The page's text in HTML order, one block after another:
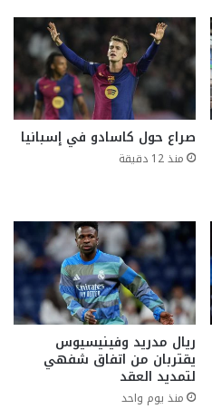
صراع حول كاسادو في إسبانيا
منذ 12 دقيقة
ريال مدريد وفينيسيوس
يقتربان من اتفاق شفهي
لتمديد العقد
منذ يوم واحد